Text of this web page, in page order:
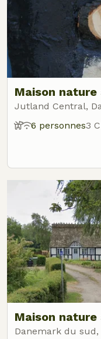
Maison nature
Jutland Central,
6 personnes3
Maison nature
Danemark du